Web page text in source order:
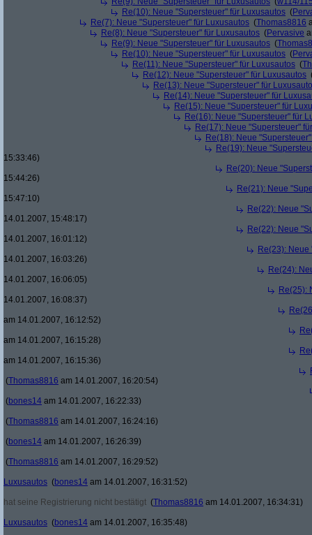
Re(10): Neue "Supersteuer" für Luxusautos (
Re(7): Neue "Supersteuer" für Luxusautos (Thomas8816
Re(8): Neue "Supersteuer" für Luxusautos (Pervasive
Re(9): Neue "Supersteuer" für Luxusautos (
Re(10): Neue "Supersteuer" für Luxusautos (
Re(11): Neue "Supersteuer" für Luxusautos (
Re(12): Neue "Supersteuer" für Luxusautos
Re(13): Neue "Supersteuer" für
Re(14): Neue "Supersteuer" für
Re(15): Neue "Supersteuer" für
Re(16): Neue "Supersteuer" für
Re(17): Neue "Supersteuer"
Re(18): Neue
Re(19): Neue
15:33:46)
Re(20): Neue
15:44:26)
Re(21): Neue
15:47:10)
Re(22): Neue
14.01.2007, 15:48:17)
Re(22): Neue
14.01.2007, 16:01:12)
Re(23):
14.01.2007, 16:03:26)
Re(24):
14.01.2007, 16:06:05)
Re(25):
14.01.2007, 16:08:37)
am 14.01.2007, 16:12:52)
am 14.01.2007, 16:15:28)
am 14.01.2007, 16:15:36)
(Thomas8816 am 14.01.2007, 16:20:54)
(bones14 am 14.01.2007, 16:22:33)
(Thomas8816 am 14.01.2007, 16:24:16)
(bones14 am 14.01.2007, 16:26:39)
(Thomas8816 am 14.01.2007, 16:29:52)
Luxusautos (bones14 am 14.01.2007, 16:31:52)
hat seine Registrierung nicht bestätigt (Thomas8816 am 14.01.2007, 16:34:31)
Luxusautos (bones14 am 14.01.2007, 16:35:48)